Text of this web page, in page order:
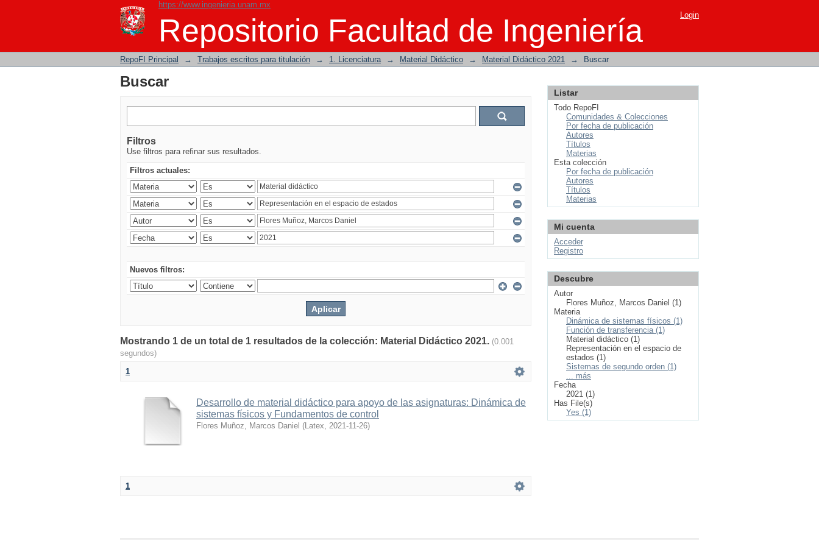
https://www.ingenieria.unam.mx
Repositorio Facultad de Ingeniería
Buscar Login
RepoFI Principal → Trabajos escritos para titulación → 1. Licenciatura → Material Didáctico → Material Didáctico 2021 → Buscar
Buscar
Filtros
Use filtros para refinar sus resultados.
Filtros actuales:
Nuevos filtros:
Mostrando 1 de un total de 1 resultados de la colección: Material Didáctico 2021. (0.001
segundos)
1
Desarrollo de material didáctico para apoyo de las asignaturas: Dinámica de
sistemas físicos y Fundamentos de control
Flores Muñoz, Marcos Daniel (Latex, 2021-11-26)
1
Listar
Todo RepoFI
Comunidades & Colecciones
Por fecha de publicación
Autores
Títulos
Materias
Esta colección
Por fecha de publicación
Autores
Títulos
Materias
Mi cuenta
Acceder
Registro
Descubre
Autor
Flores Muñoz, Marcos Daniel (1)
Materia
Dinámica de sistemas físicos (1)
Función de transferencia (1)
Material didáctico (1)
Representación en el espacio de
estados (1)
Sistemas de segundo orden (1)
... más
Fecha
2021 (1)
Has File(s)
Yes (1)